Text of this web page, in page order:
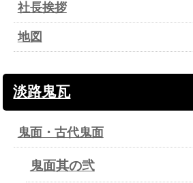
社長挨拶
地図
淡路鬼瓦
鬼面・古代鬼面
鬼面其の弐